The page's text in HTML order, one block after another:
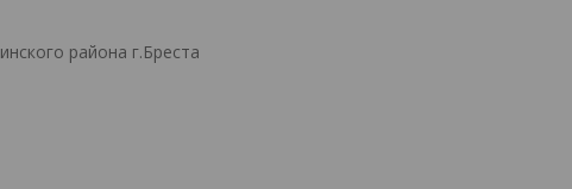
района г.Бреста